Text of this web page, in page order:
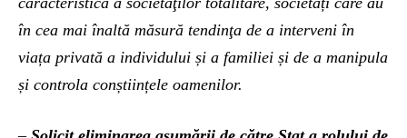
în cea mai înaltă măsură tendinţa de a interveni în
viața privată a individului și a familiei și de a manipula
și controla conștiințele oamenilor.